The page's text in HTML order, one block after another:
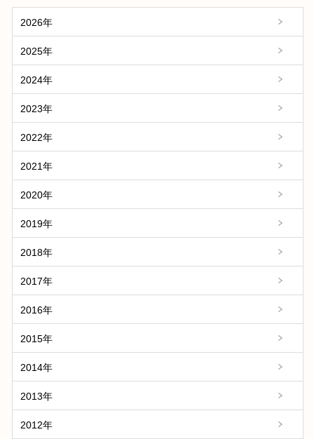
2026年
2025年
2024年
2023年
2022年
2021年
2020年
2019年
2018年
2017年
2016年
2015年
2014年
2013年
2012年